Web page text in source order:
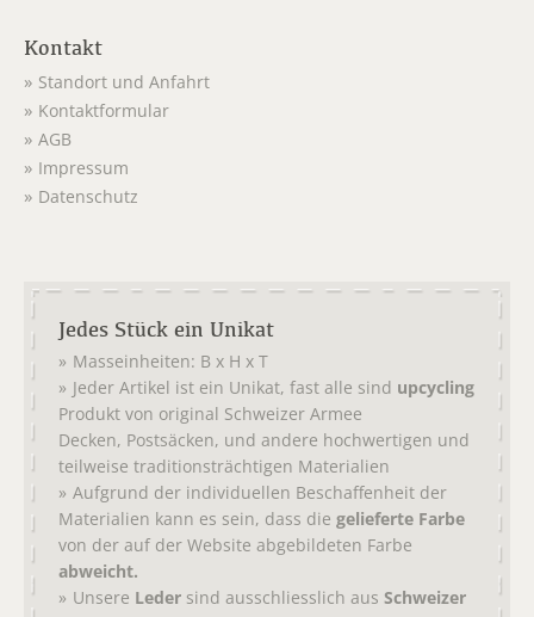
Kontakt
Standort und Anfahrt
Kontaktformular
AGB
Impressum
Datenschutz
Jedes Stück ein Unikat
Masseinheiten: B x H x T
Jeder Artikel ist ein Unikat, fast alle sind upcycling
Produkt von original Schweizer Armee
Decken, Postsäcken, und andere hochwertigen und
teilweise traditionsträchtigen Materialien
Aufgrund der individuellen Beschaffenheit der
Materialien kann es sein, dass die gelieferte Farbe
von der auf der Website abgebildeten Farbe
abweicht.
Unsere Leder sind ausschliesslich aus Schweizer